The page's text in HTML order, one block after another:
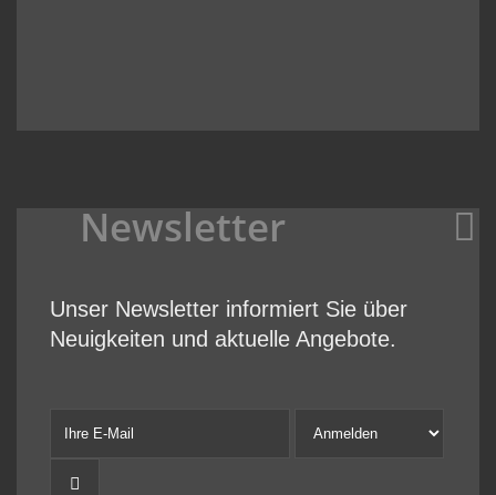
Newsletter
Unser Newsletter informiert Sie über
Neuigkeiten und aktuelle Angebote.